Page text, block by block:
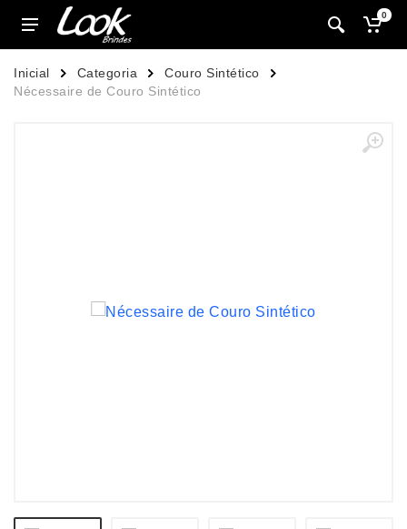
0
Inicial Categoria
Couro Sintético
Nécessaire de Couro Sintético